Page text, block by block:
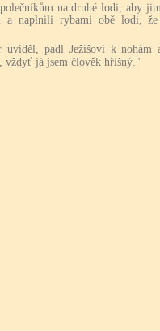
na druhé lodi, aby
a naplnili rybami obě lodi, že
uviděl, padl Ježíšovi k nohám
vždyť já jsem člověk hříšný."